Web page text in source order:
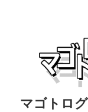
マゴトロ